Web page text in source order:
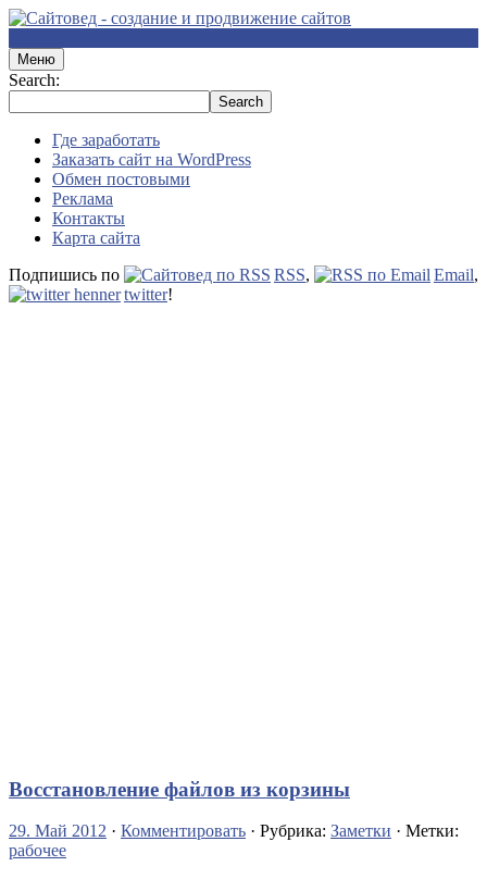
Меню
Search:
Где заработать
Заказать сайт на WordPress
Обмен постовыми
Реклама
Контакты
Карта сайта
Подпишись по
RSS, Email,
twitter!
Восстановление файлов из корзины
29. Май 2012 · Комментировать · Рубрика: Заметки · Метки:
рабочее